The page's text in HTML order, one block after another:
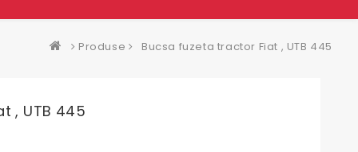
Produse Bucsa fuzeta tractor Fiat , UTB 445
, UTB 445